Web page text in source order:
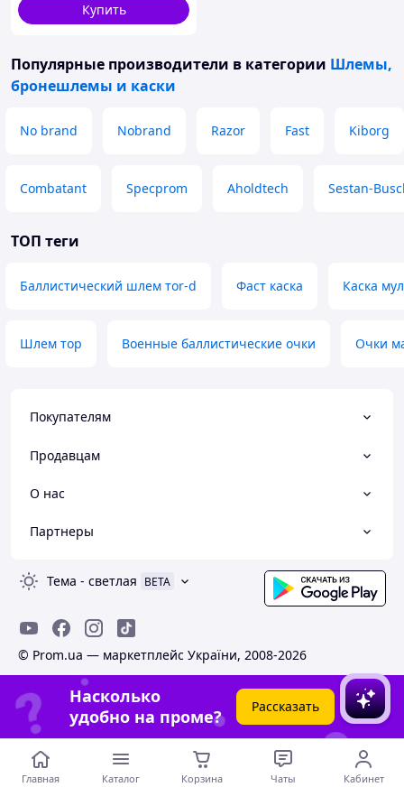
Купить
Популярные производители в категории Шлемы,
бронешлемы и каски
No brand Nobrand Razor Fast Kiborg
Combatant Specprom Aholdtech Sestan-
ТОП теги
Баллистический шлем тоr-d Фаст каска Каска
Шлем тор Военные баллистические очки Очки
Покупателям
Продавцам
О нас
Партнеры
Тема - светлая BETA
© Prom.ua — маркетплейс України, 2008-2026
Насколько
удобно на проме?
Рассказать
Главная Каталог Корзина Чаты Кабинет